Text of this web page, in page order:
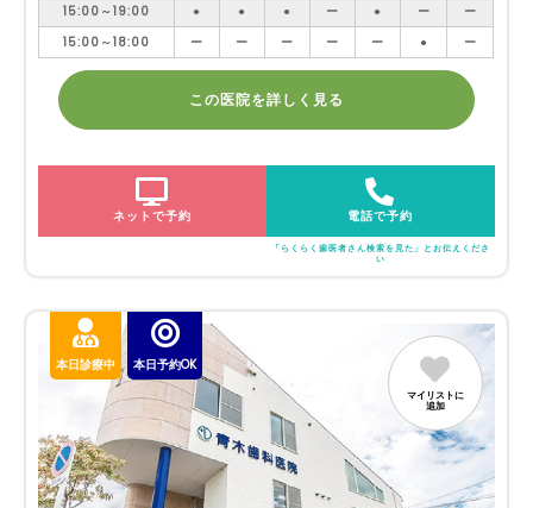
15:00～19:00
● ● ● ー ● ー
ー
15:00～18:00
ー ー ー ー ー ● ー
この医院を詳しく見る
ネットで予約 電話で予約
「らくらく歯医者さん検索を見た」とお伝えくださ
い
本日診療中 本日予約OK
マイリストに
追加